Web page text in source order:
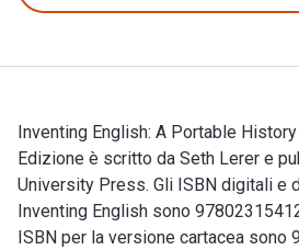
Inventing English: A Portable
Edizione è scritto da Seth Lerer e
University Press. Gli ISBN digitali e
Inventing English sono
ISBN per la versione cartacea sono